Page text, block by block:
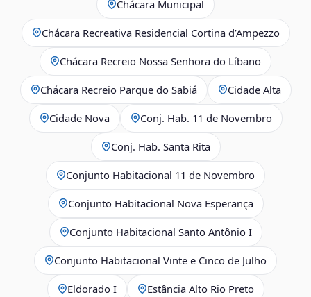
Chácara Municipal
Chácara Recreativa Residencial Cortina d’Ampezzo
Chácara Recreio Nossa Senhora do Líbano
Chácara Recreio Parque do Sabiá Cidade Alta
Cidade Nova Conj. Hab. 11 de Novembro
Conj. Hab. Santa Rita
Conjunto Habitacional 11 de Novembro
Conjunto Habitacional Nova Esperança
Conjunto Habitacional Santo Antônio I
Conjunto Habitacional Vinte e Cinco de Julho
Eldorado I Estância Alto Rio Preto